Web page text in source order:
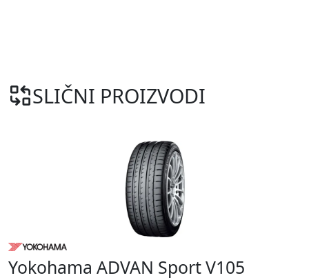
SLIČNI PROIZVODI
Yokohama ADVAN Sport V105